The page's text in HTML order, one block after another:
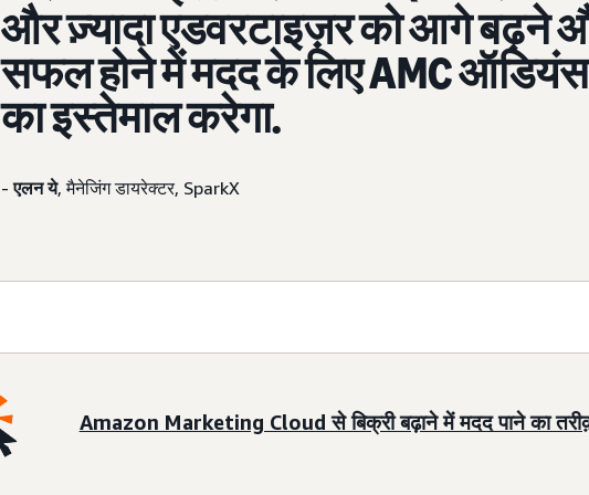
और ज़्यादा एडवरटाइज़र को आगे बढ़ने
सफल होने में मदद के लिए AMC ऑडियंस
का इस्तेमाल करेगा.
-एलन ये, मैनेजिंग डायरेक्टर, SparkX
Amazon Marketing Cloud से बिक्री बढ़ाने में मदद पाने का